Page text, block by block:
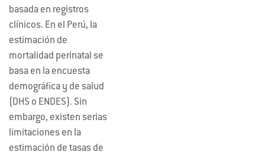
basada en registros
clínicos. En el Perú, la
estimación de
mortalidad perinatal se
basa en la encuesta
demográfica y de salud
(DHS o ENDES). Sin
embargo, existen serias
limitaciones en la
estimación de tasas de